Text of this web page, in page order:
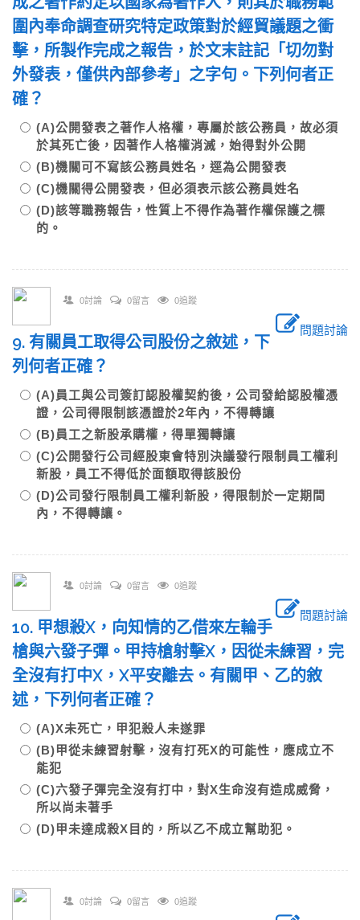
圍內奉命調查研究特定政策對於經貿議題之衝
擊，所製作完成之報告，於文末註記「切勿對
外發表，僅供內部參考」之字句。下列何者正
確？
(A)公開發表之著作人格權，專屬於該公務員，故必須
於其死亡後，因著作人格權消滅，始得對外公開
(B)機關可不寫該公務員姓名，逕為公開發表
(C)機關得公開發表，但必須表示該公務員姓名
(D)該等職務報告，性質上不得作為著作權保護之標
的。
0討論 0留言 0追蹤
問題討論
9. 有關員工取得公司股份之敘述，下
列何者正確？
(A)員工與公司簽訂認股權契約後，公司發給認股權憑
證，公司得限制該憑證於2年內，不得轉讓
(B)員工之新股承購權，得單獨轉讓
(C)公開發行公司經股東會特別決議發行限制員工權利
新股，員工不得低於面額取得該股份
(D)公司發行限制員工權利新股，得限制於一定期間
內，不得轉讓。
0討論 0留言 0追蹤
問題討論
10. 甲想殺X，向知情的乙借來左輪手
槍與六發子彈。甲持槍射擊X，因從未練習，完
全沒有打中X，X平安離去。有關甲、乙的敘
述，下列何者正確？
(A)X未死亡，甲犯殺人未遂罪
(B)甲從未練習射擊，沒有打死X的可能性，應成立不
能犯
(C)六發子彈完全沒有打中，對X生命沒有造成威脅，
所以尚未著手
(D)甲未達成殺X目的，所以乙不成立幫助犯。
0討論 0留言 0追蹤